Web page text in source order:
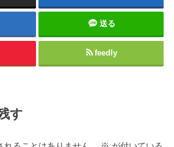
送る
feedly
す